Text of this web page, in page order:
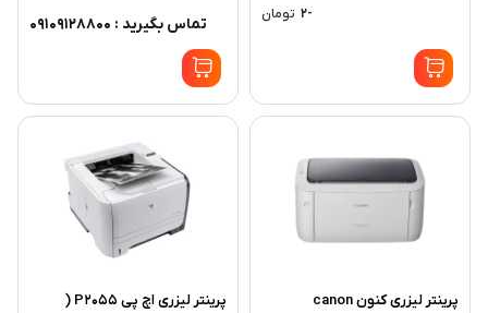
-2 تومان تماس بگیرید : 09109128800
پرینتر لیزری کنون canon
پرینتر لیزری اچ پی P2055 (